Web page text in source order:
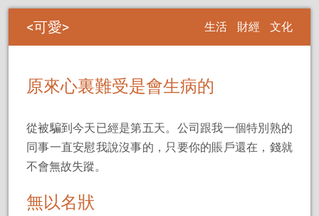
可愛 生活 財經 文化
原來心裏難受是會生病的
從被騙到今天已經是第五天。公司跟我一個特別熟的
同事一直安慰我說沒事的，只要你的賬戶還在，錢就
不會無故失蹤。
無以名狀